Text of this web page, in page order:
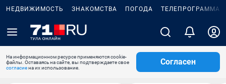
НЕДВИЖИМОСТЬ ЗНАКОМСТВА ПОГОДА ТЕЛЕПРОГРАММА
На информационном ресурсе применяются cookie-
файлы. Оставаясь на сайте, вы подтверждаете свое
согласиена их использование.
Согласен